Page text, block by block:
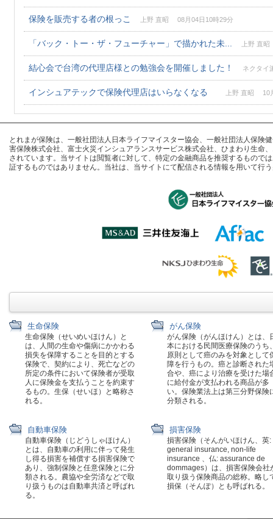
保険を販売する者の根っこ 上野 直昭 08月04日10時29分
「バック・トー・ザ・フューチャー」で描かれた未... 上野 直昭
結心会で台湾の代理店様との勉強会を開催しました！ ネクタイ
インシュアテックで保険代理店はいらなくなる 上野 直昭 10
とれまが保険は、一般社団法人日本ライフマイスター協会、一般社団法人保
害保険株式会社、富士火災インシュアランスサービス株式会社、ひまわり生命
されています。当サイトは閲覧者に対して、特定の金融商品を推奨するもので
証するものではありません。当社は、当サイトにて配信される情報を用いて行
生命保険
生命保険（せいめいほけん）と
は、人間の生命や傷病にかかわる
損失を保障することを目的とする
保険で、契約により、死亡などの
所定の条件において保険者が受取
人に保険金を支払うことを約束す
るもの。生保（せいほ）と略称さ
れる。
がん保険
がん保険（がんほけん）とは、
本における民間医療保険のうち
原則として癌のみを対象として
障を行うもの。癌と診断された
合や、癌により治療を受けた場
に給付金が支払われる商品が多
い。保険業法上は第三分野保険
分類される。
自動車保険
自動車保険（じどうしゃほけん）
とは、自動車の利用に伴って発生
し得る損害を補償する損害保険で
あり、強制保険と任意保険とに分
類される。農協や全労済などで取
り扱うものは自動車共済と呼ばれ
る。
損害保険
損害保険（そんがいほけん、英:
general insurance, non-life
insurance 、仏: assurance de
dommages）は、損害保険会社
取り扱う保険商品の総称。略し
損保（そんぽ）とも呼ばれる。